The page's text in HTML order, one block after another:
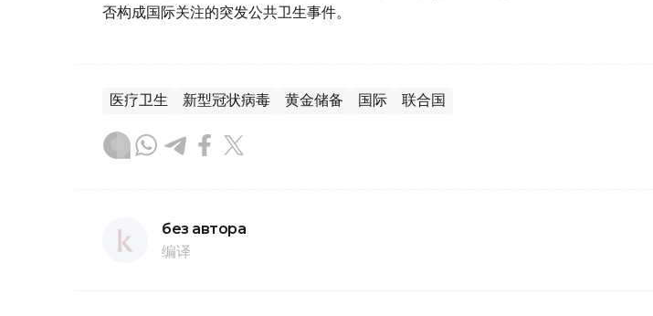
否构成国际关注的突发公共卫生事件。
医疗卫生 新型冠状病毒 黄金储备 国际 联合国
без автора
编译